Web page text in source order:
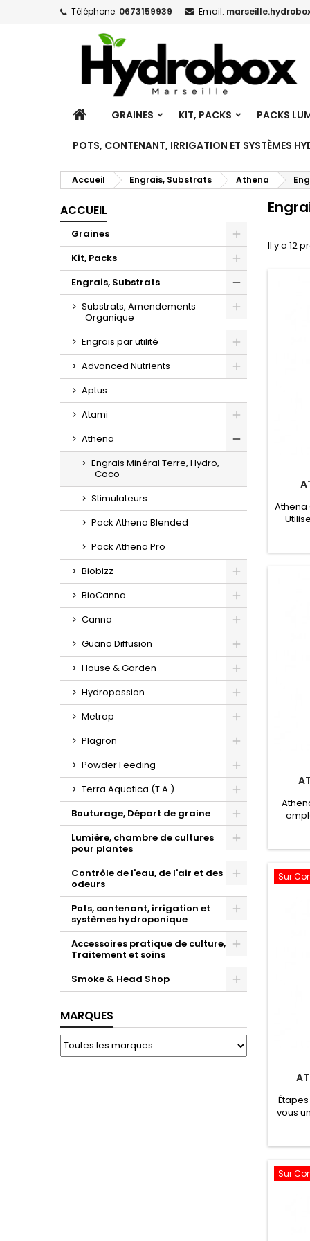
Téléphone: 0673159939 Email:
ACCUEILGRAINES KIT, PACKS PACKS
POTS, CONTENANT, IRRIGATION ET SYSTÈMES
Accueil Engrais, Substrats Athena
ACCUEIL
Graines
Toggle
Kit, Packs
Engrais, Substrats
Substrats, Amendements
Organique
Engrais par utilité
Advanced Nutrients
Aptus
Atami
Athena
Engrais Minéral Terre, Hydro,
Coco
Stimulateurs
Pack Athena Blended
Pack Athena Pro
Biobizz
BioCanna
Canna
Guano Diffusion
House & Garden
Hydropassion
Metrop
Plagron
Powder Feeding
Toggle
Terra Aquatica (T.A.)
Toggle
Bouturage, Départ de graine
Lumière, chambre de cultures
pour plantes
Contrôle de l'eau, de l'air et des
odeurs
Pots, contenant, irrigation et
systèmes hydroponique
Accessoires pratique de culture,
Traitement et soins
Smoke & Head Shop
MARQUES
Il y a 12
égales
CE
Sur
vous
de
puis
Sur